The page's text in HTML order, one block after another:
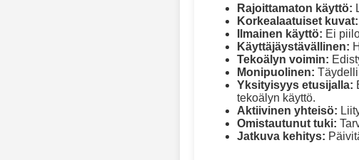
Rajoittamaton käyttö:
Korkealaatuiset kuvat:
Ilmainen käyttö: Ei
Käyttäjäystävällinen:
Tekoälyn voimin:
Monipuolinen:
Yksityisyys etusijalla:
tekoälyn käyttö.
Aktiivinen yhteisö:
Omistautunut tuki:
Jatkuva kehitys: